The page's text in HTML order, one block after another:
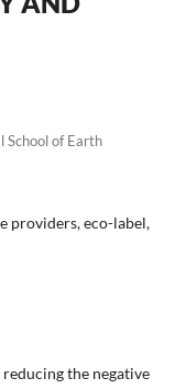
School of Earth
providers, eco-label,
the negative